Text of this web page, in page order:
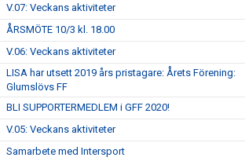
V.07: Veckans aktiviteter
ÅRSMÖTE 10/3 kl. 18.00
V.06: Veckans aktiviteter
LISA har utsett 2019 års pristagare: Årets Förening:
Glumslövs FF
BLI SUPPORTERMEDLEM i GFF 2020!
V.05: Veckans aktiviteter
Samarbete med Intersport